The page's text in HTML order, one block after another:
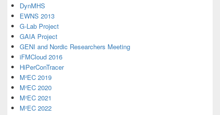
DynMHS
EWNS 2013
G-Lab Project
GAIA Project
GENI and Nordic Researchers Meeting
iFMCloud 2016
HiPerConTracer
M²EC 2019
M²EC 2020
M²EC 2021
M²EC 2022